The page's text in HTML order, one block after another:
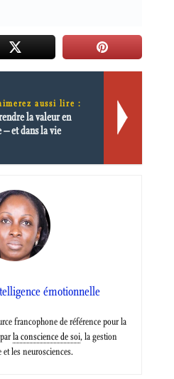
aussi lire :
la valeur en
– et dans la vie
émotionnelle
francophone de référence pour la
la conscience de soi, la gestion
les neurosciences.